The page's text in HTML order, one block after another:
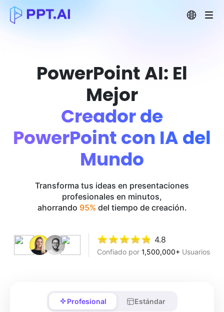
PowerPoint AI: El
Mejor
Creador de
PowerPoint con IA del
Mundo
Transforma tus ideas en presentaciones
profesionales en minutos,
ahorrando 95% del tiempo de creación.
4.8
Confiado por 1,500,000+ Usuarios
Profesional Estándar